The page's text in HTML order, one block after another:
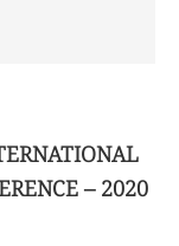
– 2020